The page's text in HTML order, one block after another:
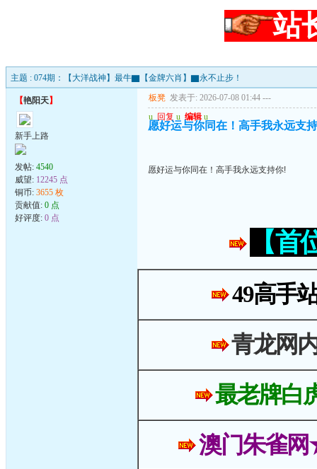
站
主题 : 074期：【大洋战神】最牛▇【金牌六肖】▇永不止步！
【艳阳天】
新手上路
发帖: 4540
威望: 12245 点
铜币: 3655 枚
贡献值: 0 点
好评度: 0 点
板凳 发表于: 2026-07-08 01:44 ---
u 回复 u 编辑 u
愿好运与你同在！高手我永远支
愿好运与你同在！高手我永远支持你!
【
49高手
青龙网
最老牌白
澳门朱雀